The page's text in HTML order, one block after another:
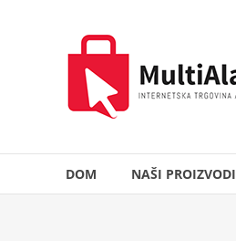
MultiAlati
Internetska
trgovina
alata
DOM NAŠI PROIZVODI